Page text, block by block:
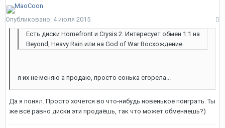
Опубликовано: 4 июля 2015
Есть диски Homefront и Crysis 2. Интересует обмен 1:1 на
Beyond, Heavy Rain или на God of War Восхождение.
я их не меняю а продаю, просто сонька сгорела...
Да я понял. Просто хочется во что-нибудь новенькое поиграть. Ты
же всё равно диски эти продаёшь, так что может обменяешь?)